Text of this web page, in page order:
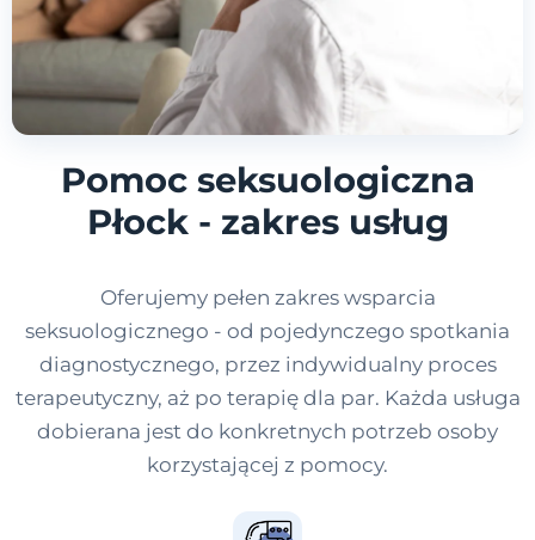
Pomoc seksuologiczna
Płock - zakres usług
Oferujemy pełen zakres wsparcia
seksuologicznego - od pojedynczego spotkania
diagnostycznego, przez indywidualny proces
terapeutyczny, aż po terapię dla par. Każda usługa
dobierana jest do konkretnych potrzeb osoby
korzystającej z pomocy.